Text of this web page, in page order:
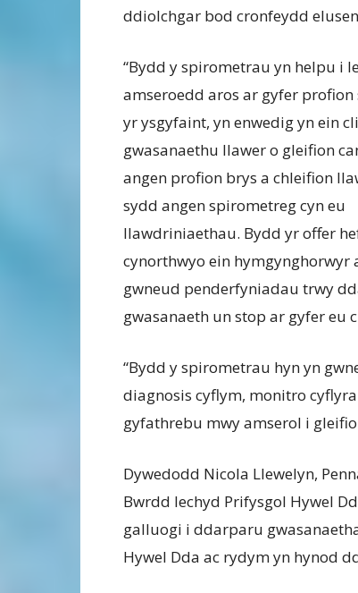
ddiolchgar bod cronfeydd
“Bydd y spirometrau yn helpu i
amseroedd aros ar gyfer
yr ysgyfaint, yn enwedig yn ein
gwasanaethu llawer o gleifion
angen profion brys a chleifion
sydd angen spirometreg cyn eu
llawdriniaethau. Bydd yr offer
cynorthwyo ein hymgynghorwyr
gwneud penderfyniadau trwy
gwasanaeth un stop ar gyfer eu
“Bydd y spirometrau hyn yn
diagnosis cyflym, monitro
gyfathrebu mwy amserol i
Dywedodd Nicola Llewelyn,
Bwrdd Iechyd Prifysgol Hywel
galluogi i ddarparu
Hywel Dda ac rydym yn hynod